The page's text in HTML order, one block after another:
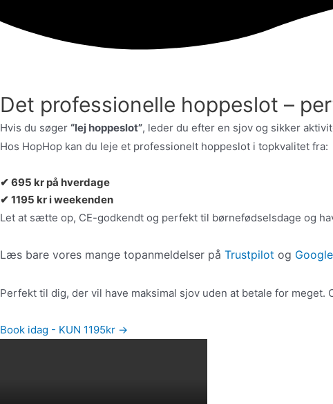
Det professionelle hoppeslot –
Hvis du søger “lej hoppeslot”, leder du efter en sjov og sikker
Hos HopHop kan du leje et professionelt hoppeslot i topkvalitet fra:
✔ 695 kr på hverdage
✔ 1195 kr i weekenden
Let at sætte op, CE-godkendt og perfekt til børnefødselsdage og
Læs bare vores mange topanmeldelser på Trustpilot og
Perfekt til dig, der vil have maksimal sjov uden at betale for
Book idag - KUN 1195kr →